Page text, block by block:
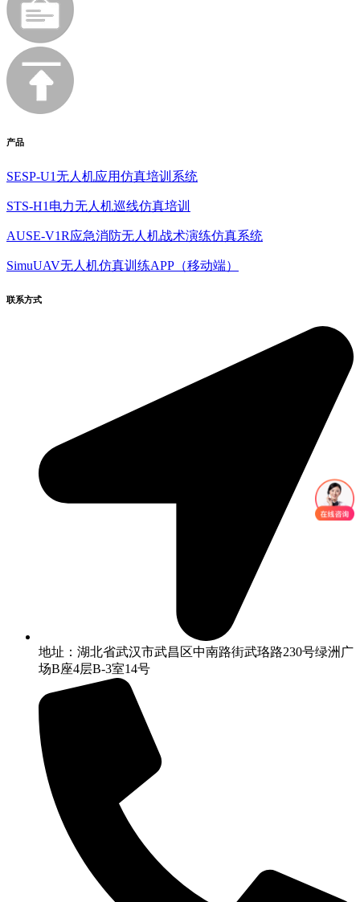
产品
SESP-U1无人机应用仿真培训系统
STS-H1电力无人机巡线仿真培训
AUSE-V1R应急消防无人机战术演练仿真系统
SimuUAV无人机仿真训练APP（移动端）
联系方式
地址：湖北省武汉市武昌区中南路街武珞路230号绿洲广
场B座4层B-3室14号